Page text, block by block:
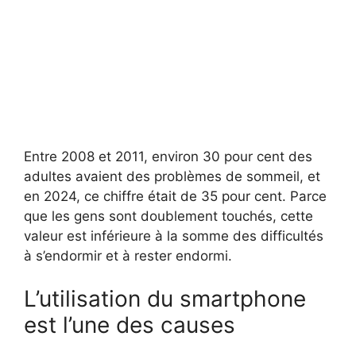
Entre 2008 et 2011, environ 30 pour cent des
adultes avaient des problèmes de sommeil, et
en 2024, ce chiffre était de 35 pour cent. Parce
que les gens sont doublement touchés, cette
valeur est inférieure à la somme des difficultés
à s’endormir et à rester endormi.
L’utilisation du smartphone
est l’une des causes